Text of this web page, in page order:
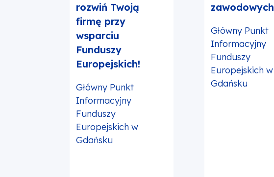
rozwiń Twoją
firmę przy
wsparciu
Funduszy
Europejskich!
Główny Punkt
Informacyjny
Funduszy
Europejskich w
Gdańsku
zawodowych
Główny Punkt
Informacyjny
Funduszy
Europejskich w
Gdańsku